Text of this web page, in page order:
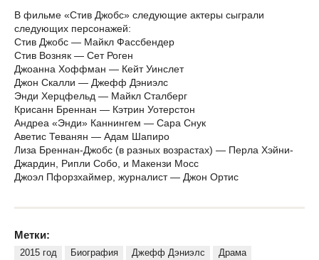
В фильме «Стив Джобс» следующие актеры сыграли
следующих персонажей:
Стив Джобс — Майкл Фассбендер
Стив Возняк — Сет Роген
Джоанна Хоффман — Кейт Уинслет
Джон Скалли — Джефф Дэниэлс
Энди Херцфельд — Майкл Сталберг
Крисанн Бреннан — Кэтрин Уотерстон
Андреа «Энди» Каннингем — Сара Снук
Аветис Теванян — Адам Шапиро
Лиза Бреннан-Джобс (в разных возрастах) — Перла Хэйни-
Джардин, Рипли Собо, и Макензи Мосс
Джоэл Пфорзхаймер, журналист — Джон Ортис
Метки:
2015 год Биография Джефф Дэниэлс
Драма